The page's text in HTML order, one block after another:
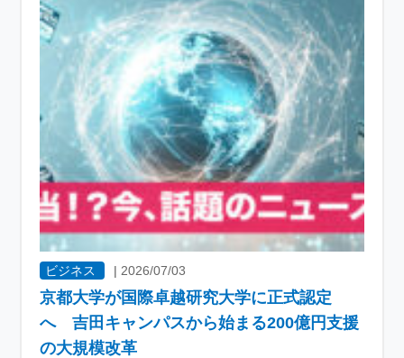
ビジネス | 2026/07/03
京都大学が国際卓越研究大学に正式認定
へ 吉田キャンパスから始まる200億円支援
の大規模改革